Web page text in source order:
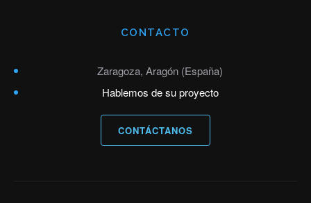
CONTACTO
Zaragoza, Aragón (España)
Hablemos de su proyecto
CONTÁCTANOS